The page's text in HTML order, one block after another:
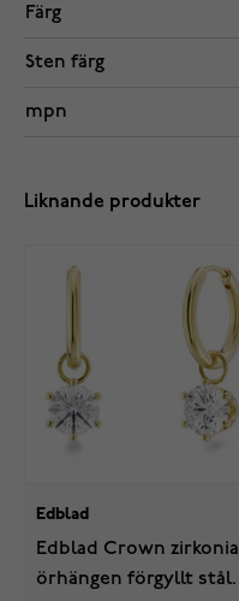
Färg
Sten färg
mpn
Liknande produkter
Edblad
Edblad Crown zirkonia
örhängen förgyllt stål